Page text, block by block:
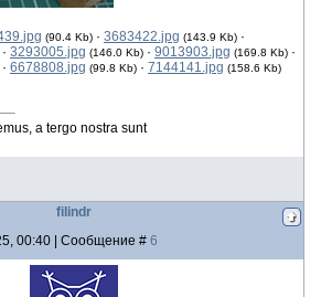
(90.4 Kb) · 3683422.jpg (143.9 Kb) ·
· 3293005.jpg (146.0 Kb) · 9013903.jpg (169.8 Kb) ·
· 6678808.jpg (99.8 Kb) · 7144141.jpg (158.6 Kb)
a tergo nostra sunt
filindr
00:40 | Сообщение # 6